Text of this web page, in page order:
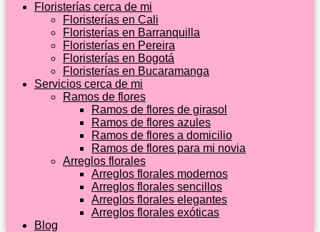
Floristerías cerca de mi
Floristerías en Cali
Floristerías en Barranquilla
Floristerías en Pereira
Floristerías en Bogotá
Floristerías en Bucaramanga
Servicios cerca de mi
Ramos de flores
Ramos de flores de girasol
Ramos de flores azules
Ramos de flores a domicilio
Ramos de flores para mi novia
Arreglos florales
Arreglos florales modernos
Arreglos florales sencillos
Arreglos florales elegantes
Arreglos florales exóticas
Blog